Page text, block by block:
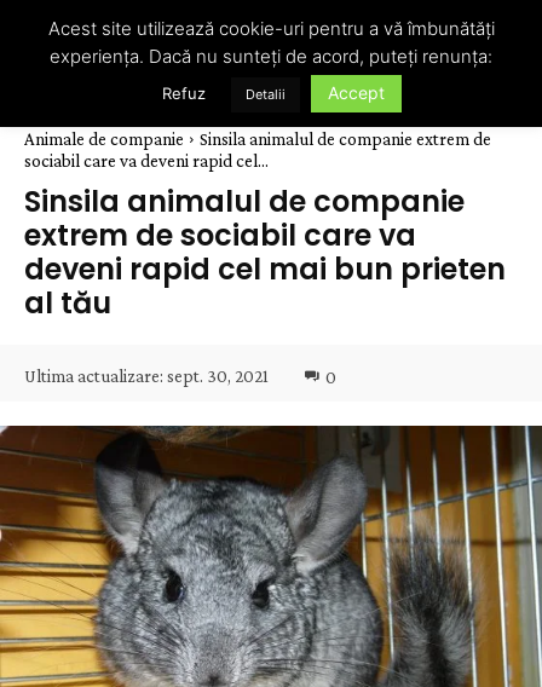
Animale de companie
Sinsila animalul de companie extrem de
sociabil care va deveni rapid cel...
Sinsila animalul de companie
extrem de sociabil care va
deveni rapid cel mai bun prieten
al tău
Ultima actualizare: sept. 30, 2021 0
Acest site utilizează cookie-uri pentru a vă îmbunătăți
experiența. Dacă nu sunteți de acord, puteți renunța:
Refuz Detalii Accept